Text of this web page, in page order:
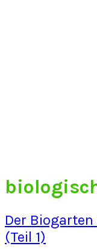
Der
(Teil 1)